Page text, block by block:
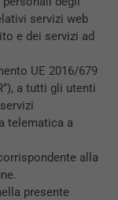
servizi web
e dei servizi ad
UE 2016/679
a tutti gli utenti
telematica a
alla
presente